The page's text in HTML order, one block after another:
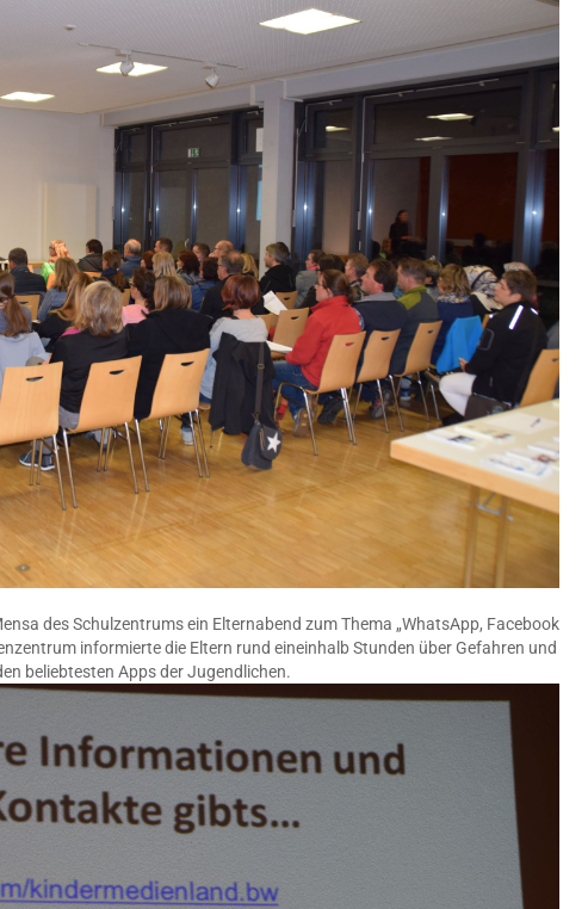
des Schulzentrums ein Elternabend zum Thema „WhatsApp, Facebook
informierte die Eltern rund eineinhalb Stunden über Gefahren und
beliebtesten Apps der Jugendlichen.